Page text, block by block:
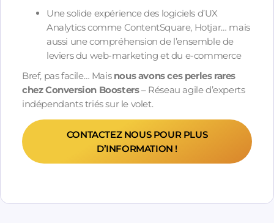
Une solide expérience des logiciels d’UX
Analytics comme ContentSquare, Hotjar… mais
aussi une compréhension de l’ensemble de
leviers du web-marketing et du e-commerce
Bref, pas facile… Mais nous avons ces perles rares
chez Conversion Boosters– Réseau agile d’experts
indépendants triés sur le volet.
CONTACTEZ NOUS POUR PLUS
D’INFORMATION !